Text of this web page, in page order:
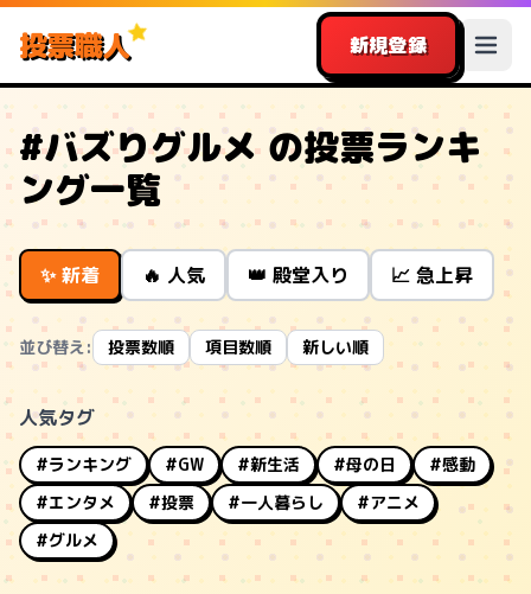
投票職人 新規登録
#バズりグルメ の投票ランキ
ング一覧
✨ 新着 🔥 人気 👑 殿堂入り 📈 急上昇
並び替え: 投票数順 項目数順 新しい順
人気タグ
#ランキング #GW #新生活 #母の日
#感動
#エンタメ
#投票 #一人暮らし
#アニメ
#グルメ